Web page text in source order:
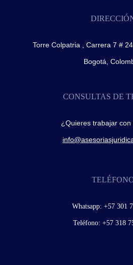
Torre Colpatria , Carrera 7 #
Bogotá,
CONSULTAS DE
¿Quieres trabajar con
Whatsapp: +57 301
Teléfono: +57 318